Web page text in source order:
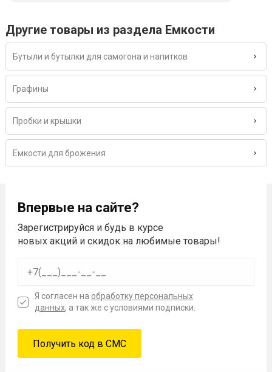
Другие товары из раздела Емкости
Бутыли и бутылки для самогона и напитков
Графины
Пробки и крышки
Емкости для брожения
Впервые на сайте?
Зарегистрируйся и будь в курсе
новых акций и скидок на любимые товары!
Я согласен на обработку персональных
данных, а так же с условиями подписки.